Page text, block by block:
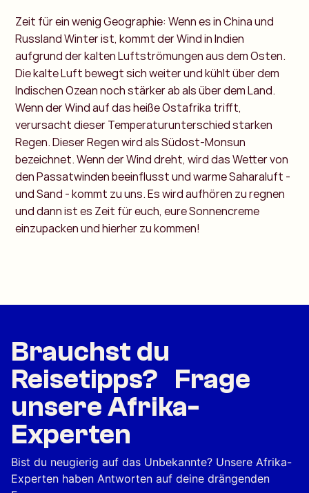
Zeit für ein wenig Geographie: Wenn es in China und
Russland Winter ist, kommt der Wind in Indien
aufgrund der kalten Luftströmungen aus dem Osten.
Die kalte Luft bewegt sich weiter und kühlt über dem
Indischen Ozean noch stärker ab als über dem Land.
Wenn der Wind auf das heiße Ostafrika trifft,
verursacht dieser Temperaturunterschied starken
Regen. Dieser Regen wird als Südost-Monsun
bezeichnet. Wenn der Wind dreht, wird das Wetter von
den Passatwinden beeinflusst und warme Saharaluft -
und Sand - kommt zu uns. Es wird aufhören zu regnen
und dann ist es Zeit für euch, eure Sonnencreme
einzupacken und hierher zu kommen!
Brauchst du
Reisetipps? Frage
unsere Afrika-
Experten
Bist du neugierig auf das Unbekannte? Unsere Afrika-
Experten haben Antworten auf deine drängenden